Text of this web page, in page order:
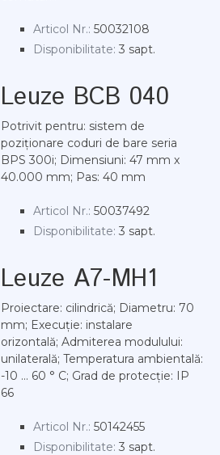
Articol Nr.: 50032108
Disponibilitate: 3 sapt.
Leuze BCB 040
Potrivit pentru: sistem de
poziționare coduri de bare seria
BPS 300i; Dimensiuni: 47 mm x
40.000 mm; Pas: 40 mm
Articol Nr.: 50037492
Disponibilitate: 3 sapt.
Leuze A7-MH1
Proiectare: cilindrică; Diametru: 70
mm; Execuție: instalare
orizontală; Admiterea modulului:
unilaterală; Temperatura ambientală:
-10 ... 60 ° C; Grad de protecție: IP
66
Articol Nr.: 50142455
Disponibilitate: 3 sapt.